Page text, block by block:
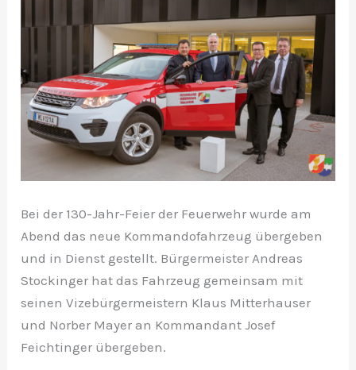
Bei der 130-Jahr-Feier der Feuerwehr wurde am
Abend das neue Kommandofahrzeug übergeben
und in Dienst gestellt. Bürgermeister Andreas
Stockinger hat das Fahrzeug gemeinsam mit
seinen Vizebürgermeistern Klaus Mitterhauser
und Norber Mayer an Kommandant Josef
Feichtinger übergeben.